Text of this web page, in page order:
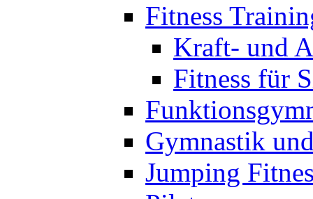
Fitness
Kraft- und
Fitness für
Gymnastik
Jumping